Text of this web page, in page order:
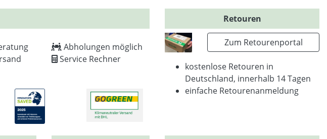
Abholungen möglich
Service Rechner
Retouren
Zum Retourenportal
kostenlose Retouren in
Deutschland, innerhalb 14 Tagen
einfache Retourenanmeldung